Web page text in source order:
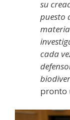
su
puesto
cada
pronto